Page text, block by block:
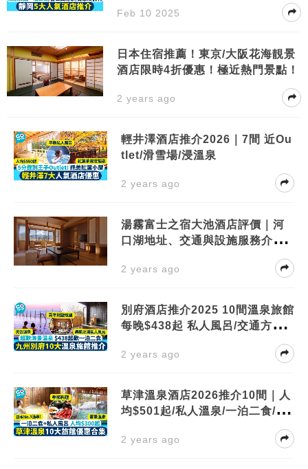
Feb 10 2025
日本住宿推薦！東京/大阪花海靚景
酒店限時4折優惠！極近熱門景點！
2 years ago
輕井澤酒店推介2026｜7間 近Ou
tlet/滑雪場/浸溫泉
2 years ago
湯霧富士之宿大池酒店評價｜河
口湖地址、交通與設施服務介
2 years ago
別府酒店推介2025 10間溫泉旅館
每晚$438起 私人風呂/交通方便/
2 years ago
草津溫泉酒店2026推介10間｜人
均$501起/私人溫泉/一泊二食/1分
2 years ago